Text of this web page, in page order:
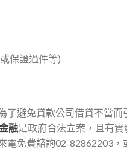
保證過件等)
了避免貸款公司借貸不當
融是政府合法立案，且有
電免費諮詢02-82862203，